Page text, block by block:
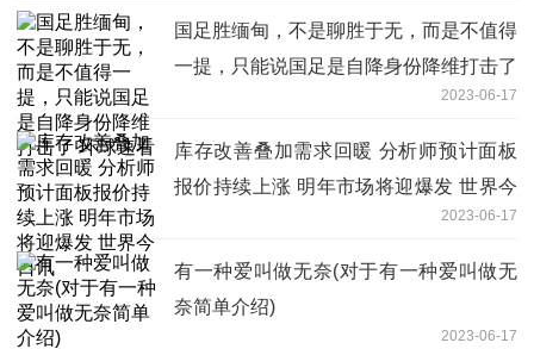
国足胜缅甸，不是聊胜于无，而是不值得
一提，只能说国足是自降身份降维打击了
2023-06-17
库存改善叠加需求回暖 分析师预计面板
报价持续上涨 明年市场将迎爆发 世界今
2023-06-17
有一种爱叫做无奈(对于有一种爱叫做无
奈简单介绍)
2023-06-17